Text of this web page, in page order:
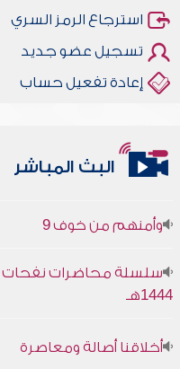
استرجاع الرمز السري
تسجيل عضو جديد
إعادة تفعيل حساب
البث المباشر
أخلاقنا أصالة ومعاصرة
1444هـ